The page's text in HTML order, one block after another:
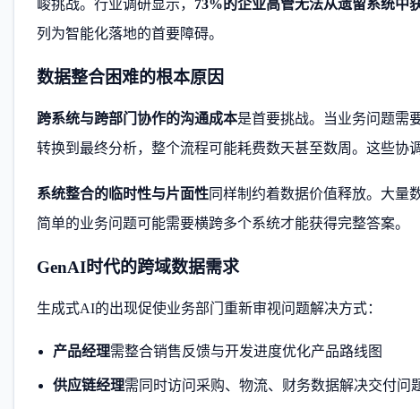
峻挑战。行业调研显示， 73%的企业高管无法从遗留系统中
列为智能化落地的首要障碍。
数据整合困难的根本原因
跨系统与跨部门协作的沟通成本是首要挑战。当业务问题需
转换到最终分析，整个流程可能耗费数天甚至数周。这些协
系统整合的临时性与片面性同样制约着数据价值释放。大量
简单的业务问题可能需要横跨多个系统才能获得完整答案。
GenAI时代的跨域数据需求
生成式AI的出现促使业务部门重新审视问题解决方式：
产品经理需整合销售反馈与开发进度优化产品路线图
供应链经理需同时访问采购、物流、财务数据解决交付问